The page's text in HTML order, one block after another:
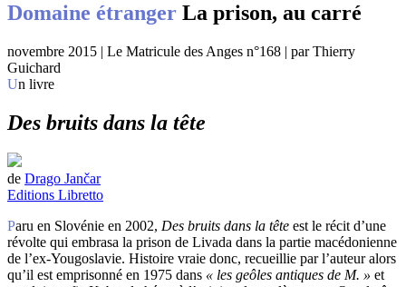
Domaine étranger La prison, au carré
novembre 2015 | Le Matricule des Anges n°168 | par Thierry
Guichard
Un livre
Des bruits dans la tête
de Drago Jančar
Editions Libretto
Paru en Slovénie en 2002, Des bruits dans la tête est le récit d’une
révolte qui embrasa la prison de Livada dans la partie macédonienne
de l’ex-Yougoslavie. Histoire vraie donc, recueillie par l’auteur alors
qu’il est emprisonné en 1975 dans « les geôles antiques de M. » et